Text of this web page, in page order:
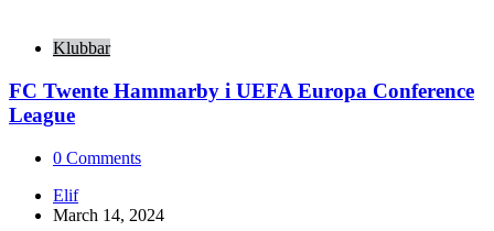
Klubbar
FC Twente Hammarby i UEFA Europa Conference
League
0 Comments
Posted
by
Elif
March 14, 2024